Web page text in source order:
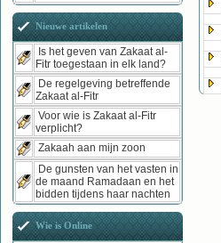
Nieuwe artikelen
Is het geven van Zakaat al-
Fitr toegestaan in elk land?
De regelgeving betreffende
Zakaat al-Fitr
Voor wie is Zakaat al-Fitr
verplicht?
Zakaah aan mijn zoon
De gunsten van het vasten in
de maand Ramadaan en het
bidden tijdens haar nachten
Wie is Online